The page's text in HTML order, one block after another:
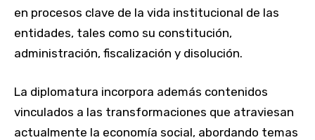
en procesos clave de la vida institucional de las
entidades, tales como su constitución,
administración, fiscalización y disolución.
La diplomatura incorpora además contenidos
vinculados a las transformaciones que atraviesan
actualmente la economía social, abordando temas